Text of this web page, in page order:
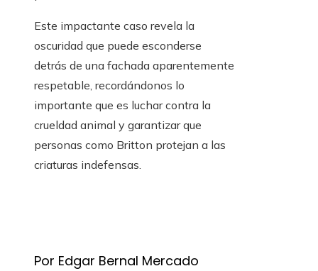
Este impactante caso revela la
oscuridad que puede esconderse
detrás de una fachada aparentemente
respetable, recordándonos lo
importante que es luchar contra la
crueldad animal y garantizar que
personas como Britton protejan a las
criaturas indefensas.
Por Edgar Bernal Mercado